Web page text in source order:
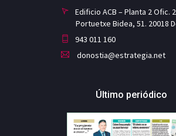
Edificio ACB – Planta 2 Ofic.
Portuetxe Bidea, 51. 20018
943 011 160
donostia@estrategia.net
Último periódico